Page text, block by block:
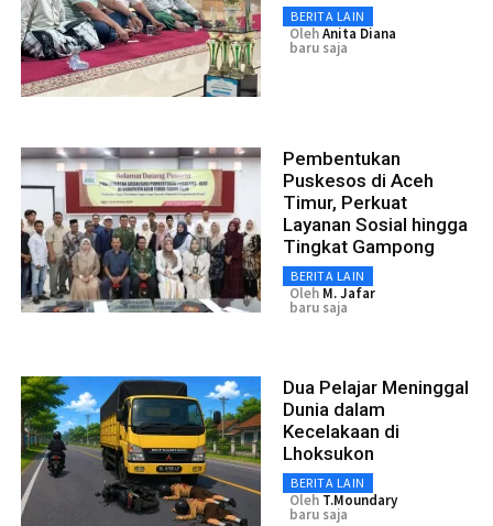
BERITA LAIN
OlehAnita Diana
baru saja
Pembentukan
Puskesos di Aceh
Timur, Perkuat
Layanan Sosial hingga
Tingkat Gampong
BERITA LAIN
Oleh M. Jafar
baru saja
Dua Pelajar Meninggal
Dunia dalam
Kecelakaan di
Lhoksukon
BERITA LAIN
Oleh T.moundary
baru saja